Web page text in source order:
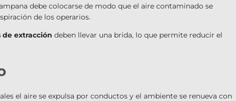
debe colocarse de modo que el aire contaminado se
de los operarios.
de extracción deben llevar una brida, lo que permite reducir el
el aire se expulsa por conductos y el ambiente se renueva con